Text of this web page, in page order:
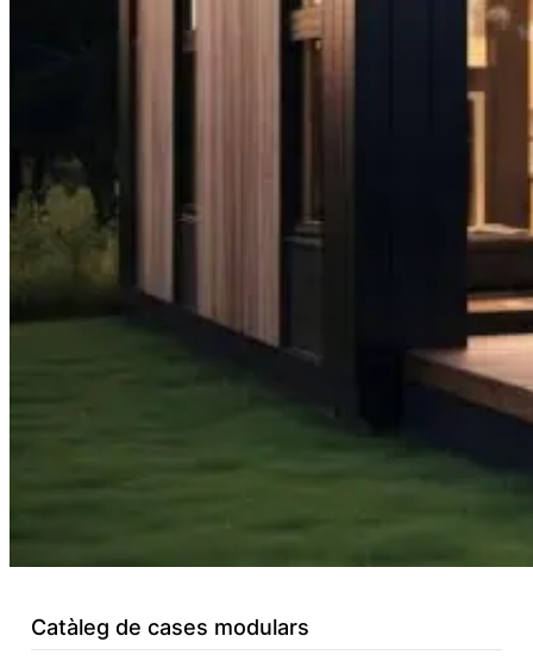
Catàleg de cases modulars